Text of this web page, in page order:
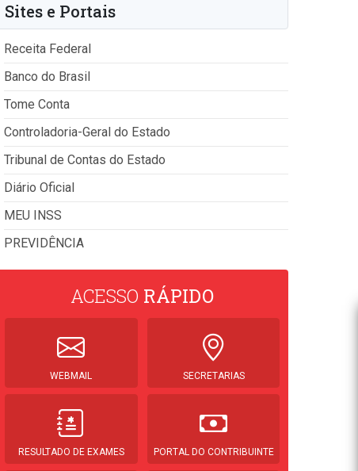
Sites e Portais
Receita Federal
Banco do Brasil
Tome Conta
Controladoria-Geral do Estado
Tribunal de Contas do Estado
Diário Oficial
MEU INSS
PREVIDÊNCIA
ACESSO RÁPIDO
WEBMAIL SECRETARIAS
RESULTADO DE EXAMES PORTAL DO CONTRIBUINTE